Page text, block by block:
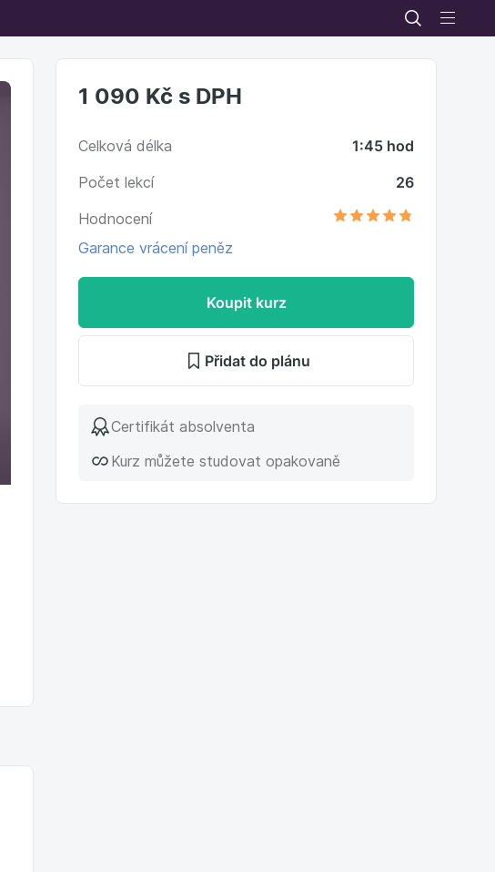
1 090 Kč s DPH
Celková délka
1:45 hod
Počet lekcí
26
Hodnocení
Garance vrácení peněz
Koupit kurz
Přidat do plánu
Certifikát absolventa
Kurz můžete studovat opakovaně